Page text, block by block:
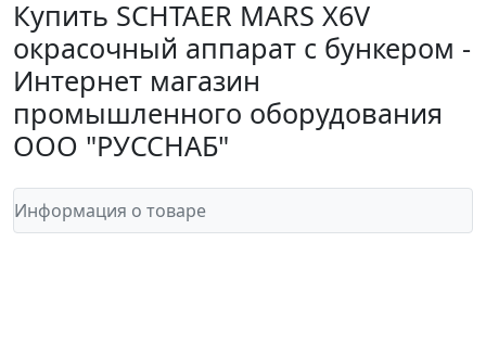
Купить SCHTAER MARS X6V
окрасочный аппарат с бункером -
Интернет магазин
промышленного оборудования
ООО "РУССНАБ"
Информация о товаре